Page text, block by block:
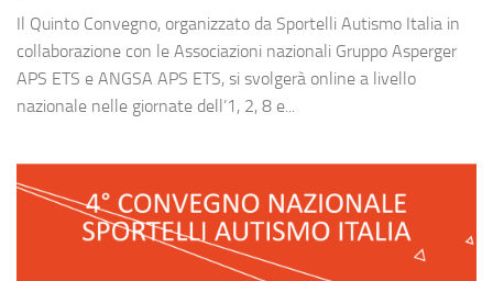
Il Quinto Convegno, organizzato da Sportelli Autismo Italia in
collaborazione con le Associazioni nazionali Gruppo Asperger
APS ETS e ANGSA APS ETS, si svolgerà online a livello
nazionale nelle giornate dell’1, 2, 8 e...